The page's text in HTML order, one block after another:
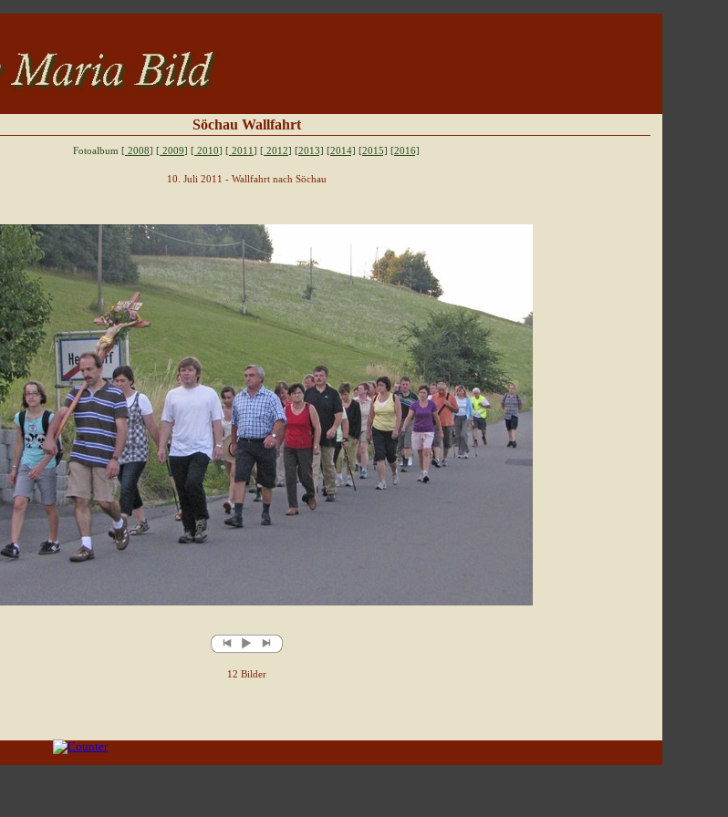
Söchau Wallfahrt
Fotoalbum [ 2008] [ 2009] [ 2010] [ 2011] [ 2012] [2013] [2014] [2015] [2016]
10. Juli 2011 - Wallfahrt nach Söchau
12 Bilder